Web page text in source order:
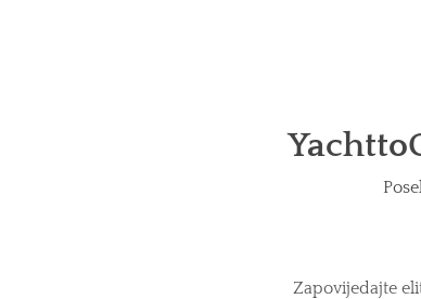
Zapovijedajte